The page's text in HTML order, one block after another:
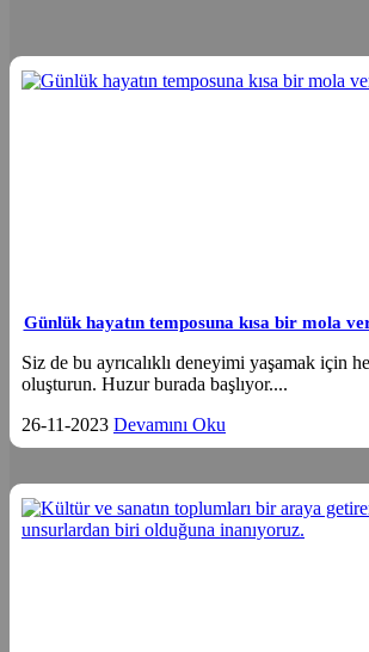
Günlük hayatın temposuna kısa bir mola
Siz de bu ayrıcalıklı deneyimi yaşamak için
oluşturun. Huzur burada başlıyor....
26-11-2023 Devamını Oku